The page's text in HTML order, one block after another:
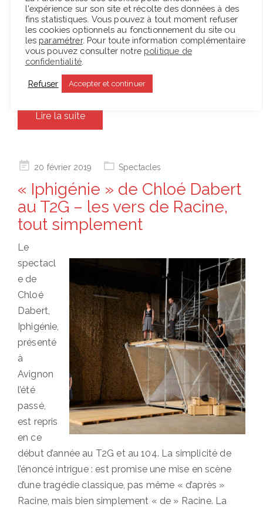
la société, les libertés acquises ou non depuis le
XVIIIe siècle, et la survivance effrayante de
problématiques liées à leur corps. Une grande
intensité dramaturgique et scénique se dégage de
la mise en scène de ce texte par Chloé Dabert.
Lire la suite
Posted20 février 2019 Spectacles
« Iphigénie » de Chloé Dabert
au T2G – les vers de Racine,
tout simplement
Le
spectacl
e de
Chloé
Dabert,
Iphigénie,
présenté
à
Avignon
l’été
passé,
est repris
en ce
début d’année au T2G et au 104. La simplicité de
l’énoncé intrigue : est promise une mise en scène
d’une tragédie classique, pas même « d’après »
Racine, mais bien simplement « de » Racine. La
l'expérience sur son site et récolte des données à des
fins statistiques. Vous pouvez à tout moment refuser
les cookies optionnels au fonctionnement du site ou
les paramétrer. Pour toute information complémentaire
vous pouvez consulter notre politique de
confidentialité.
Refuser Accepter et continuer